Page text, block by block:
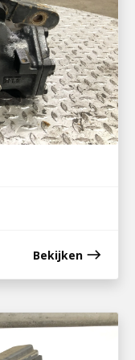
Bekijken east